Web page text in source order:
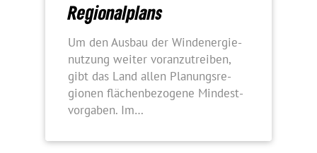
Regionalplans
Um den Ausbau der Wind­ener­gie­
nut­zung weiter voran­zu­treiben,
gibt das Land allen Planungs­re­
gionen flächen­be­zo­gene Mindest­
vor­gaben. Im…